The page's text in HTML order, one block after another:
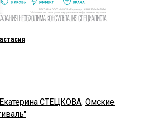
Екатерина СТЕЦКОВА, Омские